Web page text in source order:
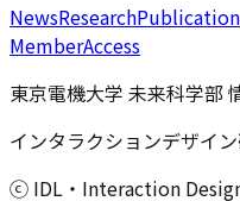
NewsResearchPublication
MemberAccess
東京電機大学 未来科学部
インタラクションデザイ
ⓒ IDL・Interaction